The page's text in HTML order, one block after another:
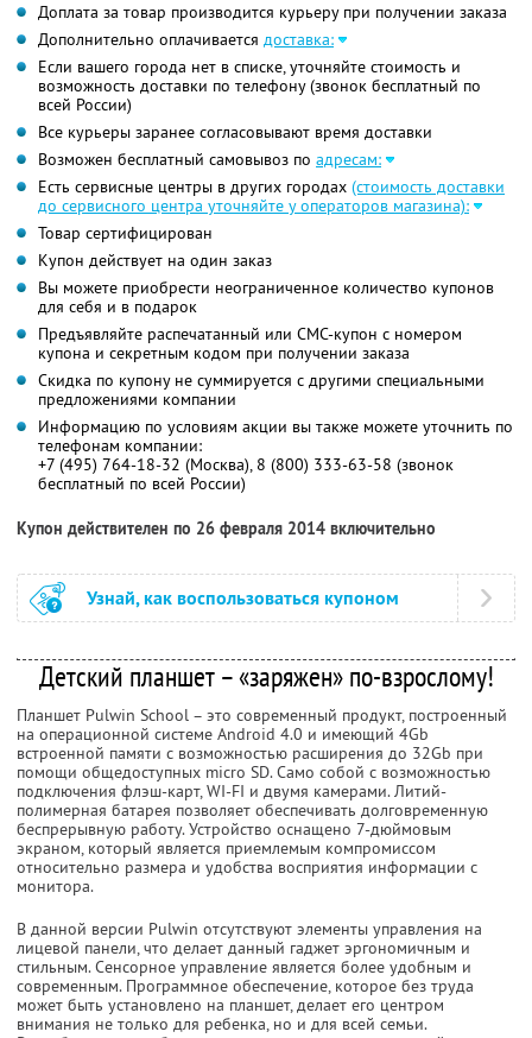
Доплата за товар производится курьеру при получении заказа
Дополнительно оплачивается доставка:
Если вашего города нет в списке, уточняйте стоимость и
возможность доставки по телефону (звонок бесплатный по
всей России)
Все курьеры заранее согласовывают время доставки
Возможен бесплатный самовывоз по адресам:
Есть сервисные центры в других городах (стоимость доставки
до сервисного центра уточняйте у операторов магазина):
Товар сертифицирован
Купон действует на один заказ
Вы можете приобрести неограниченное количество купонов
для себя и в подарок
Предъявляйте распечатанный или СМС-купон с номером
купона и секретным кодом при получении заказа
Скидка по купону не суммируется с другими специальными
предложениями компании
Информацию по условиям акции вы также можете уточнить по
телефонам компании:
+7 (495) 764-18-32 (Москва), 8 (800) 333-63-58 (звонок
бесплатный по всей России)
Купон действителен по 26 февраля 2014 включительно
Узнай, как воспользоваться купоном
Детский планшет – «заряжен» по-взрослому!
Планшет Pulwin School – это современный продукт, построенный
на операционной системе Android 4.0 и имеющий 4Gb
встроенной памяти с возможностью расширения до 32Gb при
помощи общедоступных micro SD. Само собой с возможностью
подключения флэш-карт, WI-FI и двумя камерами. Литий-
полимерная батарея позволяет обеспечивать долговременную
беспрерывную работу. Устройство оснащено 7-дюймовым
экраном, который является приемлемым компромиссом
относительно размера и удобства восприятия информации с
монитора.
В данной версии Pulwin отсутствуют элементы управления на
лицевой панели, что делает данный гаджет эргономичным и
стильным. Сенсорное управление является более удобным и
современным. Программное обеспечение, которое без труда
может быть установлено на планшет, делает его центром
внимания не только для ребенка, но и для всей семьи.